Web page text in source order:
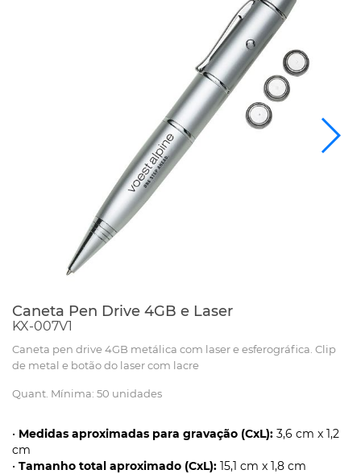
Caneta Pen Drive 4GB e Laser
KX-007V1
Caneta pen drive 4GB metálica com laser e esferográfica. Clip
de metal e botão do laser com lacre
Quant. Mínima: 50 unidades
• Medidas aproximadas para gravação (CxL): 3,6 cm x 1,2
cm
• Tamanho total aproximado (CxL): 15,1 cm x 1,8 cm